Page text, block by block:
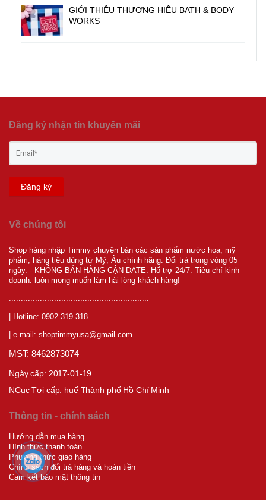
GIỚI THIỆU THƯƠNG HIỆU BATH & BODY
WORKS
Đăng ký nhận tin khuyến mãi
Đăng ký
Về chúng tôi
Shop hàng nhập Timmy chuyên bán các sản phẩm nước hoa, mỹ
phẩm, hàng tiêu dùng từ Mỹ, Âu chính hãng. Đổi trả trong vòng 05
ngày. - KHÔNG BÁN HÀNG CẬN DATE. Hổ trợ 24/7. Tiêu chí kinh
doanh: luôn mong muốn làm hài lòng khách hàng!
...........................................................
| Hotline: 0902 319 318
| e-mail: shoptimmyusa@gmail.com
MST: 8462873074
Ngày cấp: 2017-01-19
NCục Tơi cấp: huế Thành phố Hồ Chí Minh
Thông tin - chính sách
Hướng dẫn mua hàng
Hình thức thanh toán
Phương thức giao hàng
Chính sách đổi trả hàng và hoàn tiền
Cam kết bảo mật thông tin